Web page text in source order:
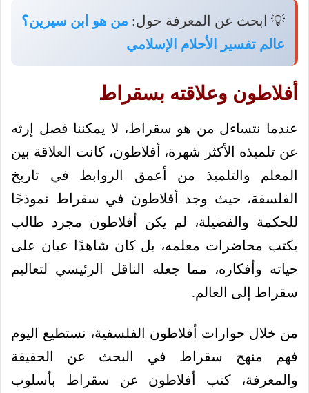
💡 ابحث عن المعرفة حول: من هو ابن سيرين؟
عالم تفسير الأحلام الإسلامي
أفلاطون وعلاقته بسقراط
عندما نتساءل من هو سقراط، لا يمكننا فصل إرثه
عن تلميذه الأكثر شهرة، أفلاطون، كانت العلاقة بين
المعلم والتلميذ من أعمق الروابط في تاريخ
الفلسفة، حيث وجد أفلاطون في سقراط نموذجًا
للحكمة والفضيلة، لم يكن أفلاطون مجرد طالب
يكتب محاضرات معلمه، بل كان شاهدًا عيان على
حياته وأفكاره، مما جعله الناقل الرئيسي لتعاليم
سقراط إلى العالم.
من خلال حوارات أفلاطون الفلسفية، نستطيع اليوم
فهم منهج سقراط في البحث عن الحقيقة
والمعرفة، كتب أفلاطون عن سقراط بأسلوب